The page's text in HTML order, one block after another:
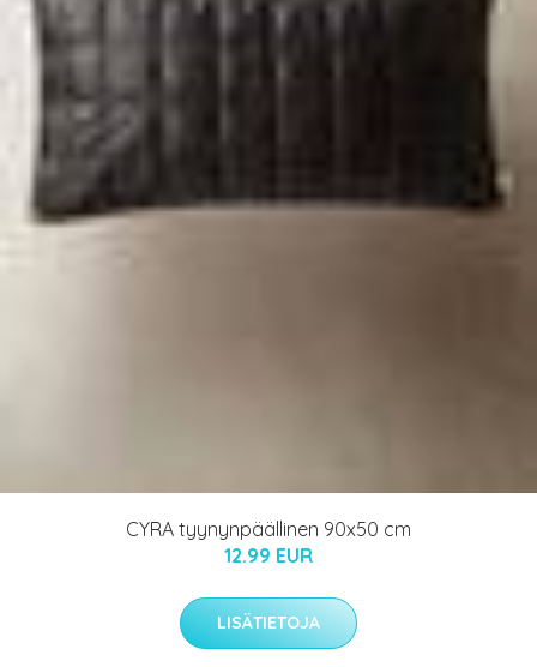
CYRA tyynynpäällinen 90x50 cm
12.99 EUR
LISÄTIETOJA